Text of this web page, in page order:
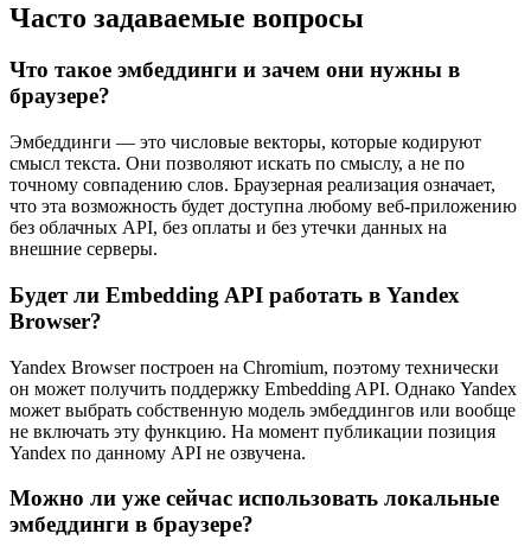
Часто задаваемые вопросы
Что такое эмбеддинги и зачем они нужны в
браузере?
Эмбеддинги — это числовые векторы, которые кодируют
смысл текста. Они позволяют искать по смыслу, а не по
точному совпадению слов. Браузерная реализация означает,
что эта возможность будет доступна любому веб-приложению
без облачных API, без оплаты и без утечки данных на
внешние серверы.
Будет ли Embedding API работать в Yandex
Browser?
Yandex Browser построен на Chromium, поэтому технически
он может получить поддержку Embedding API. Однако Yandex
может выбрать собственную модель эмбеддингов или вообще
не включать эту функцию. На момент публикации позиция
Yandex по данному API не озвучена.
Можно ли уже сейчас использовать локальные
эмбеддинги в браузере?